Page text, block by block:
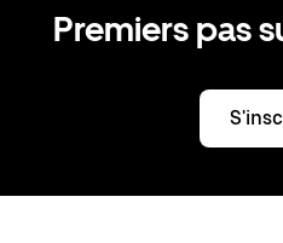
Premiers pas